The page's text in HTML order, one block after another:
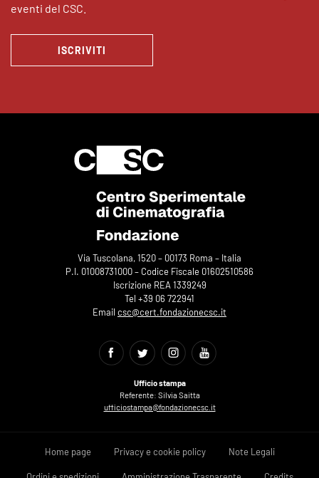
eventi del CSC.
ISCRIVITI
Via Tuscolana, 1520 – 00173 Roma – Italia
P.I. 01008731000 – Codice Fiscale 01602510586
Iscrizione REA 1339249
Tel +39 06 722941
Email csc@cert.fondazionecsc.it
Ufficio stampa
Referente: Silvia Saitta
ufficiostampa@fondazionecsc.it
Home page Privacy e cookie policy Note Legali